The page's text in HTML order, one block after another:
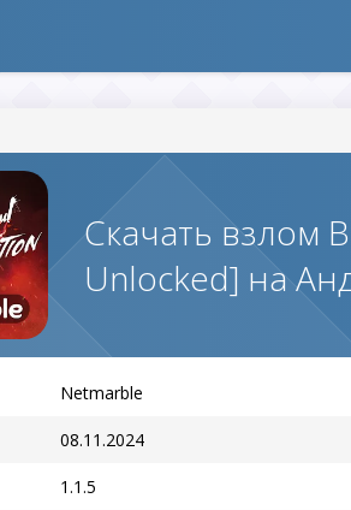
Скачать взлом
Unlocked] на
Netmarble
08.11.2024
1.1.5